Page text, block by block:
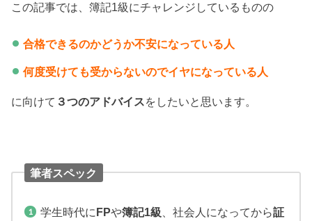
この記事では、簿記1級にチャレンジしているものの
合格できるのかどうか不安になっている人
何度受けても受からないのでイヤになっている人
に向けて ３つのアドバイスをしたいと思います。
筆者スペック
学生時代にFPや簿記1級 、社会人になってから証